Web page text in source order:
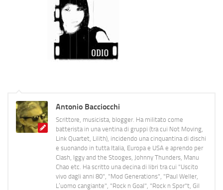
Antonio Bacciocchi
Scrittore, musicista, blogger. Ha militato come
batterista in una ventina di gruppi (tra cui Not Moving,
Link Quartet, Lilith), incidendo una cinquantina di dischi
e suonando in tutta Italia, Europa e USA e aprendo per
Clash, Iggy and the Stooges, Johnny Thunders, Manu
Chao etc. Ha scritto una decina di libri tra cui "Uscito
vivo dagli anni 80", "Mod Generations", "Paul Weller,
L’uomo cangiante", "Rock n Goal", "Rock n Spor"t, Gil